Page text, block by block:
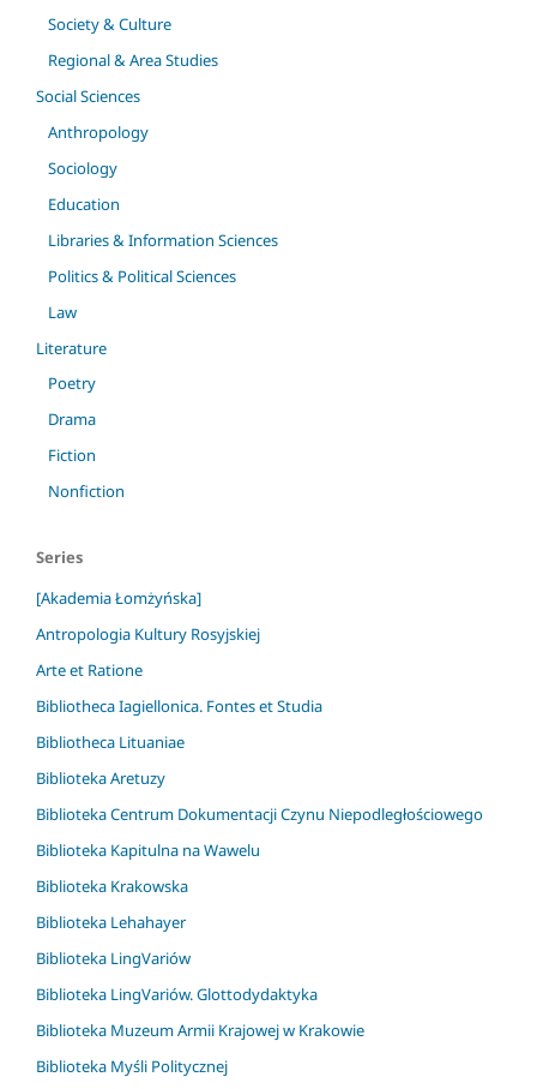
Society & Culture
Regional & Area Studies
Social Sciences
Anthropology
Sociology
Education
Libraries & Information Sciences
Politics & Political Sciences
Law
Literature
Poetry
Drama
Fiction
Nonfiction
Series
[Akademia Łomżyńska]
Antropologia Kultury Rosyjskiej
Arte et Ratione
Bibliotheca Iagiellonica. Fontes et Studia
Bibliotheca Lituaniae
Biblioteka Aretuzy
Biblioteka Centrum Dokumentacji Czynu Niepodległościowego
Biblioteka Kapitulna na Wawelu
Biblioteka Krakowska
Biblioteka Lehahayer
Biblioteka LingVariów
Biblioteka LingVariów. Glottodydaktyka
Biblioteka Muzeum Armii Krajowej w Krakowie
Biblioteka Myśli Politycznej